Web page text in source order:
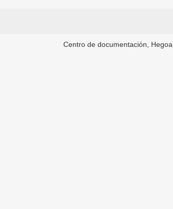
Centro de documentación, Hegoa